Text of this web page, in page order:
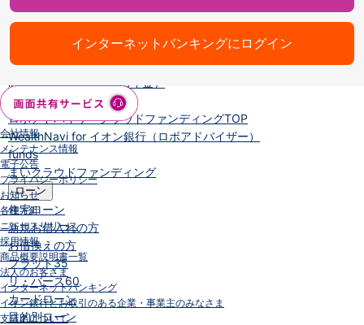
金銭信託
金銭信託のしくみ
取扱商品一覧
iDeCo・国民年金基金
iDeCo（個人型確定拠出年金）
国民年金基金
ロボアドバイザークラウドファンディングTOP
WealthNavi for イオン銀行（ロボアドバイザー）
funds
まいクラウドファンディング
ローン
住宅ローン
新規お借入れの方
お借換えの方
フラット35
リ・バース60
カードローン
目的別ローン
インターネットバンキングにログイン
会社情報
メンテナンス情報
電子公告
プライバシーポリシー
お知らせ
各種方針
ニュースリリース
採用情報
商品概要説明書一覧
法人のお客さま
インターネットバンキング
イオン銀行とお取引のある企業・事業主のみなさま
支店名について